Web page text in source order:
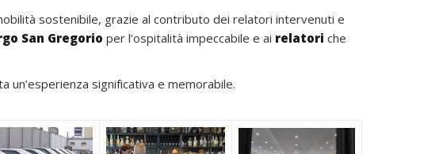
sostenibile, grazie al contributo dei relatori intervenuti e
San Gregorio per l’ospitalità impeccabile e ai relatori che
significativa e memorabile.